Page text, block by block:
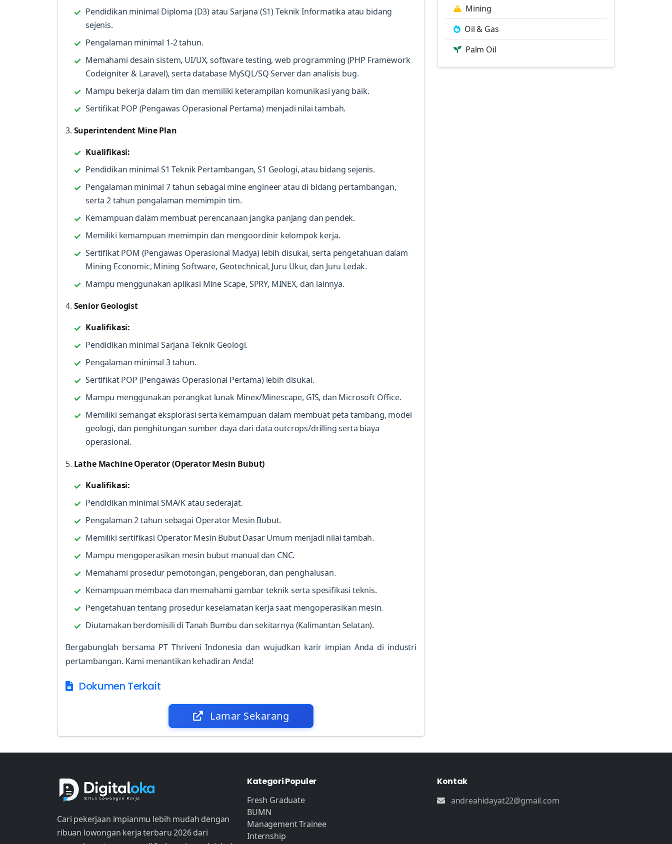
Pendidikan minimal Diploma (D3) atau Sarjana (S1) Teknik Informatika atau bidang
sejenis.
Pengalaman minimal 1-2 tahun.
Memahami desain sistem, UI/UX, software testing, web programming (PHP Framework
Codeigniter & Laravel), serta database MySQL/SQ Server dan analisis bug.
Mampu bekerja dalam tim dan memiliki keterampilan komunikasi yang baik.
Sertifikat POP (Pengawas Operasional Pertama) menjadi nilai tambah.
3. Superintendent Mine Plan
Kualifikasi:
Pendidikan minimal S1 Teknik Pertambangan, S1 Geologi, atau bidang sejenis.
Pengalaman minimal 7 tahun sebagai mine engineer atau di bidang pertambangan,
serta 2 tahun pengalaman memimpin tim.
Kemampuan dalam membuat perencanaan jangka panjang dan pendek.
Memiliki kemampuan memimpin dan mengoordinir kelompok kerja.
Sertifikat POM (Pengawas Operasional Madya) lebih disukai, serta pengetahuan dalam
Mining Economic, Mining Software, Geotechnical, Juru Ukur, dan Juru Ledak.
Mampu menggunakan aplikasi Mine Scape, SPRY, MINEX, dan lainnya.
4. Senior Geologist
Kualifikasi:
Pendidikan minimal Sarjana Teknik Geologi.
Pengalaman minimal 3 tahun.
Sertifikat POP (Pengawas Operasional Pertama) lebih disukai.
Mampu menggunakan perangkat lunak Minex/Minescape, GIS, dan Microsoft Office.
Memiliki semangat eksplorasi serta kemampuan dalam membuat peta tambang, model
geologi, dan penghitungan sumber daya dari data outcrops/drilling serta biaya
operasional.
5. Lathe Machine Operator (Operator Mesin Bubut)
Kualifikasi:
Pendidikan minimal SMA/K atau sederajat.
Pengalaman 2 tahun sebagai Operator Mesin Bubut.
Memiliki sertifikasi Operator Mesin Bubut Dasar Umum menjadi nilai tambah.
Mampu mengoperasikan mesin bubut manual dan CNC.
Memahami prosedur pemotongan, pengeboran, dan penghalusan.
Kemampuan membaca dan memahami gambar teknik serta spesifikasi teknis.
Pengetahuan tentang prosedur keselamatan kerja saat mengoperasikan mesin.
Diutamakan berdomisili di Tanah Bumbu dan sekitarnya (Kalimantan Selatan).
Bergabunglah bersama PT Thriveni Indonesia dan wujudkan karir impian Anda di industri
pertambangan. Kami menantikan kehadiran Anda!
Dokumen Terkait
Lamar Sekarang
Mining
Oil & Gas
Palm Oil
Cari pekerjaan impianmu lebih mudah dengan
ribuan lowongan kerja terbaru 2026 dari
Kategori Populer
Fresh Graduate
BUMN
Management Trainee
Internship
Kontak
andreahidayat22@gmail.com